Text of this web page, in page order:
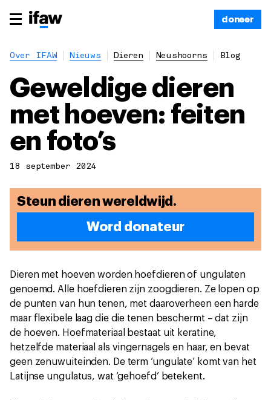
doneer
Over IFAW Nieuws Dieren Neushoorns Blog
Geweldige dieren
met hoeven: feiten
en foto’s
18 september 2024
Steun dieren wereldwijd.
Word donateur
Dieren met hoeven worden hoefdieren of ungulaten
genoemd. Alle hoefdieren zijn zoogdieren. Ze lopen op
de punten van hun tenen, met daaroverheen een harde
maar flexibele laag die die tenen beschermt – dat zijn
de hoeven. Hoefmateriaal bestaat uit keratine,
hetzelfde materiaal als vingernagels en haar, en bevat
geen zenuwuiteinden. De term ‘ungulate’ komt van het
Latijnse ungulatus, wat ‘gehoefd’ betekent.